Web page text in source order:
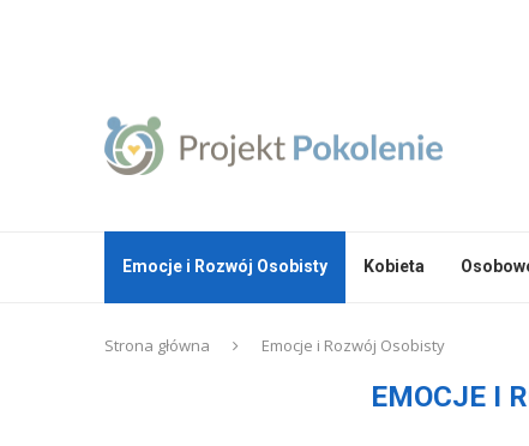
Emocje i Rozwój Osobisty Kobieta
Strona główna Emocje i Rozwój Osobisty
EMOCJE I